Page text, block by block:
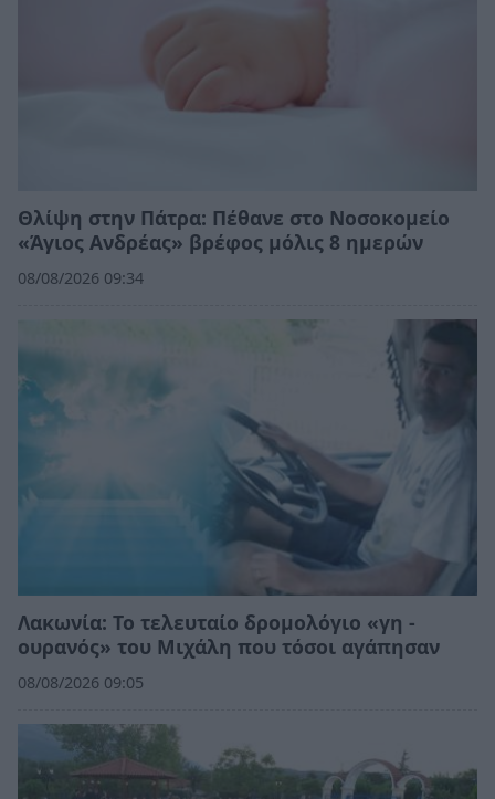
Θλίψη στην Πάτρα: Πέθανε στο Νοσοκομείο
«Άγιος Ανδρέας» βρέφος μόλις 8 ημερών
08/08/2026 09:34
Λακωνία: Το τελευταίο δρομολόγιο «γη -
ουρανός» του Μιχάλη που τόσοι αγάπησαν
08/08/2026 09:05